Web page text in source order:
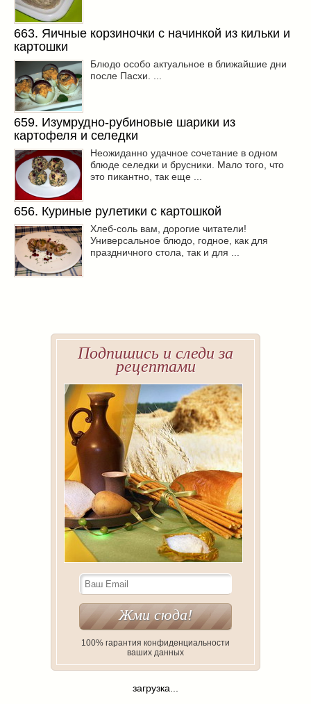
663. Яичные корзиночки с начинкой из кильки и
картошки
Блюдо особо актуальное в ближайшие дни
после Пасхи. ...
659. Изумрудно-рубиновые шарики из
картофеля и селедки
Неожиданно удачное сочетание в одном
блюде селедки и брусники. Мало того, что
это пикантно, так еще ...
656. Куриные рулетики с картошкой
Хлеб-соль вам, дорогие читатели!
Универсальное блюдо, годное, как для
праздничного стола, так и для ...
Подпишись и следи за
рецептами
100% гарантия конфиденциальности
ваших данных
загрузка...